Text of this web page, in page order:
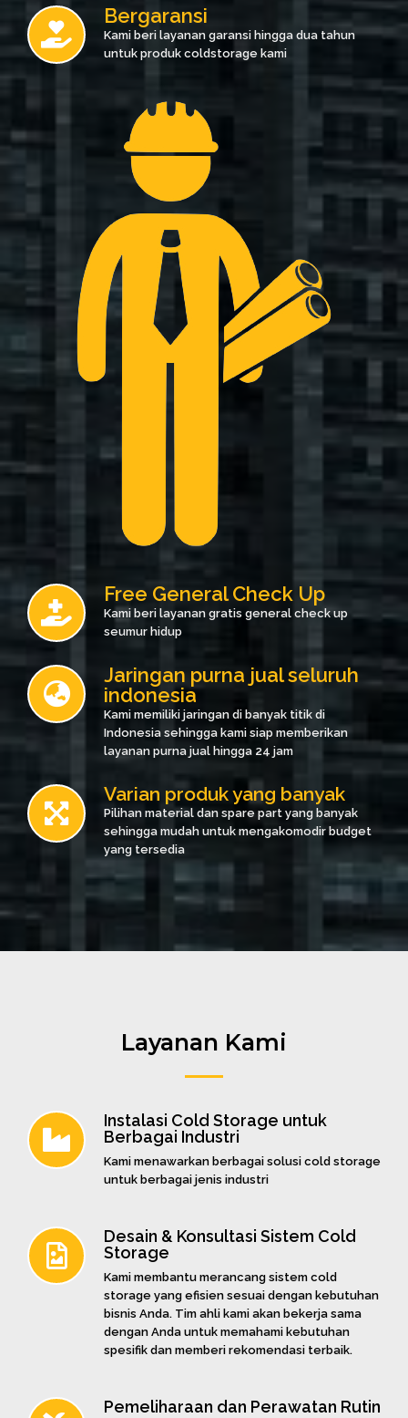
Bergaransi
Kami beri layanan garansi hingga dua tahun
untuk produk coldstorage kami
Free General Check Up
Kami beri layanan gratis general check up
seumur hidup
Jaringan purna jual seluruh
indonesia
Kami memiliki jaringan di banyak titik di
Indonesia sehingga kami siap memberikan
layanan purna jual hingga 24 jam
Varian produk yang banyak
Pilihan material dan spare part yang banyak
sehingga mudah untuk mengakomodir budget
yang tersedia
Layanan Kami
Instalasi Cold Storage untuk
Berbagai Industri
Kami menawarkan berbagai solusi cold storage
untuk berbagai jenis industri
Desain & Konsultasi Sistem Cold
Storage
Kami membantu merancang sistem cold
storage yang efisien sesuai dengan kebutuhan
bisnis Anda. Tim ahli kami akan bekerja sama
dengan Anda untuk memahami kebutuhan
spesifik dan memberi rekomendasi terbaik.
Pemeliharaan dan Perawatan Rutin